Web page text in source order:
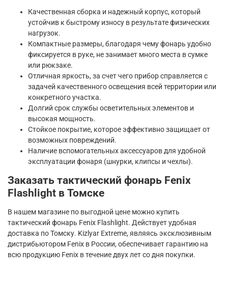
Качественная сборка и надежный корпус, который
устойчив к быстрому износу в результате физических
нагрузок.
Компактные размеры, благодаря чему фонарь удобно
фиксируется в руке, не занимает много места в сумке
или рюкзаке.
Отличная яркость, за счет чего прибор справляется с
задачей качественного освещения всей территории или
конкретного участка.
Долгий срок службы осветительных элементов и
высокая мощность.
Стойкое покрытие, которое эффективно защищает от
возможных повреждений.
Наличие вспомогательных аксессуаров для удобной
эксплуатации фонаря (шнурки, клипсы и чехлы).
Заказать тактический фонарь Fenix
Flashlight в Томске
В нашем магазине по выгодной цене можно купить
тактический фонарь Fenix Flashlight. Действует удобная
доставка по Томску. Kizlyar Extreme, являясь эксклюзивным
дистрибьютором Fenix в России, обеспечивает гарантию на
всю продукцию Fenix в течение двух лет со дня покупки.